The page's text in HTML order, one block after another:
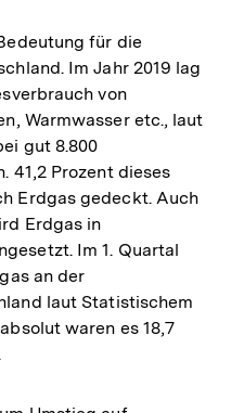
für die
Im Jahr 2019 lag
von
Warmwasser etc., laut
gut 8.800
41,2 Prozent dieses
Erdgas gedeckt. Auch
Erdgas in
Im 1. Quartal
an der
laut Statistischem
waren es 18,7